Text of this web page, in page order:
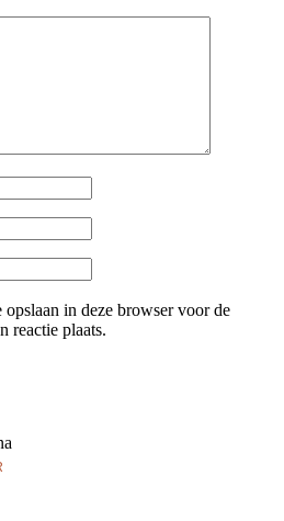
in deze browser voor de
reactie plaats.